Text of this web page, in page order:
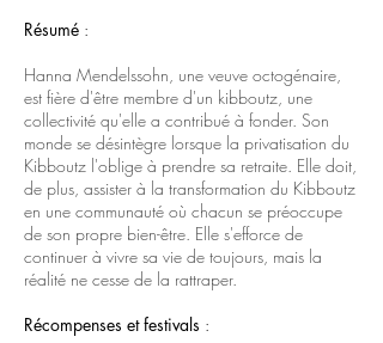
Résumé :
Hanna Mendelssohn, une veuve octogénaire,
est fière d'être membre d'un kibboutz, une
collectivité qu'elle a contribué à fonder. Son
monde se désintègre lorsque la privatisation du
Kibboutz l'oblige à prendre sa retraite. Elle doit,
de plus, assister à la transformation du Kibboutz
en une communauté où chacun se préoccupe
de son propre bien-être. Elle s'efforce de
continuer à vivre sa vie de toujours, mais la
réalité ne cesse de la rattraper.
Récompenses et festivals :